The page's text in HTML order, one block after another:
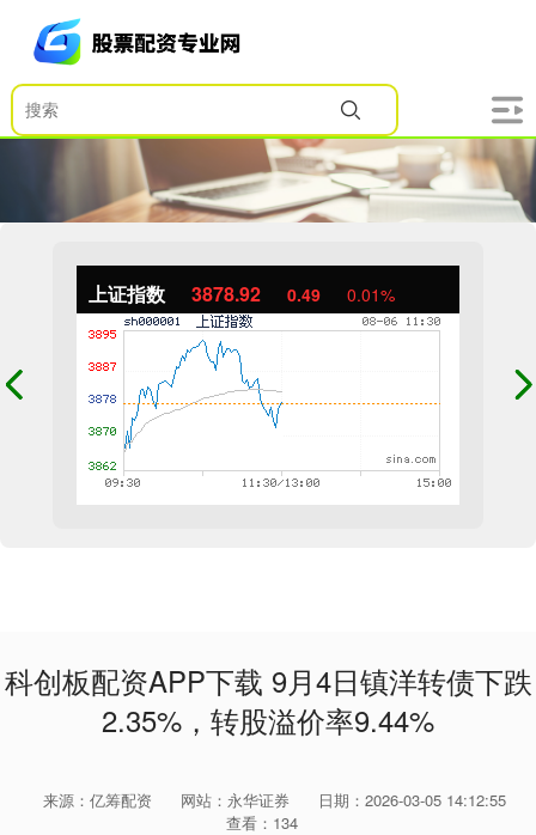
上证指数 3878.92 0.49 0.01%
科创板配资APP下载 9月4日镇洋转债下跌
2.35%，转股溢价率9.44%
来源：亿筹配资 网站：永华证券
日期：2026-03-05 14:12:55
查看：134